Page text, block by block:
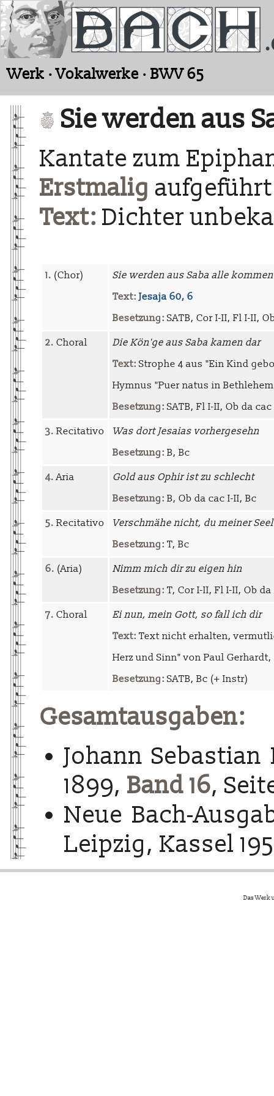
Werk · Vokalwerke · BWV 65
Sie werden aus
Kantate zum
Erstmalig aufgeführt
Text: Dichter
1. (Chor)
Sie werden aus Saba alle kommen
Text: Jesaja 60, 6
Besetzung: SATB, Cor I-II, Fl I-II,
2. Choral
Die Kön'ge aus Saba kamen dar
Text: Strophe 4 aus "Ein Kind
Hymnus "Puer natus in
Besetzung: SATB, Fl I-II, Ob da
3. Recitativo
Was dort Jesaias vorhergesehn
Besetzung: B, Bc
4.Aria
Gold aus Ophir ist zu schlecht
Besetzung: B, Ob da cac I-II, Bc
5. Recitativo
Verschmähe nicht, du meiner
Besetzung: T, Bc
6. (Aria)
Nimm mich dir zu eigen hin
Besetzung: T, Cor I-II, Fl I-II, Ob
7. Choral
Ei nun, mein Gott, so fall ich dir
Text: Text nicht erhalten,
Herz und Sinn" von Paul Gerhardt,
Besetzung: SATB, Bc (+ Instr)
Gesamtausgaben:
Johann Sebastian
1899, Band 16,
Neue Bach-
Leipzig, Kassel
Das Werk